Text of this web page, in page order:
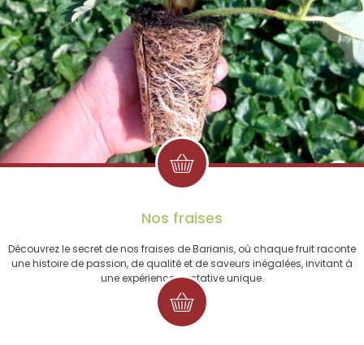
Nos fraises
Découvrez le secret de nos fraises de Barianis, où chaque fruit raconte
une histoire de passion, de qualité et de saveurs inégalées, invitant à
une expérience gustative unique.